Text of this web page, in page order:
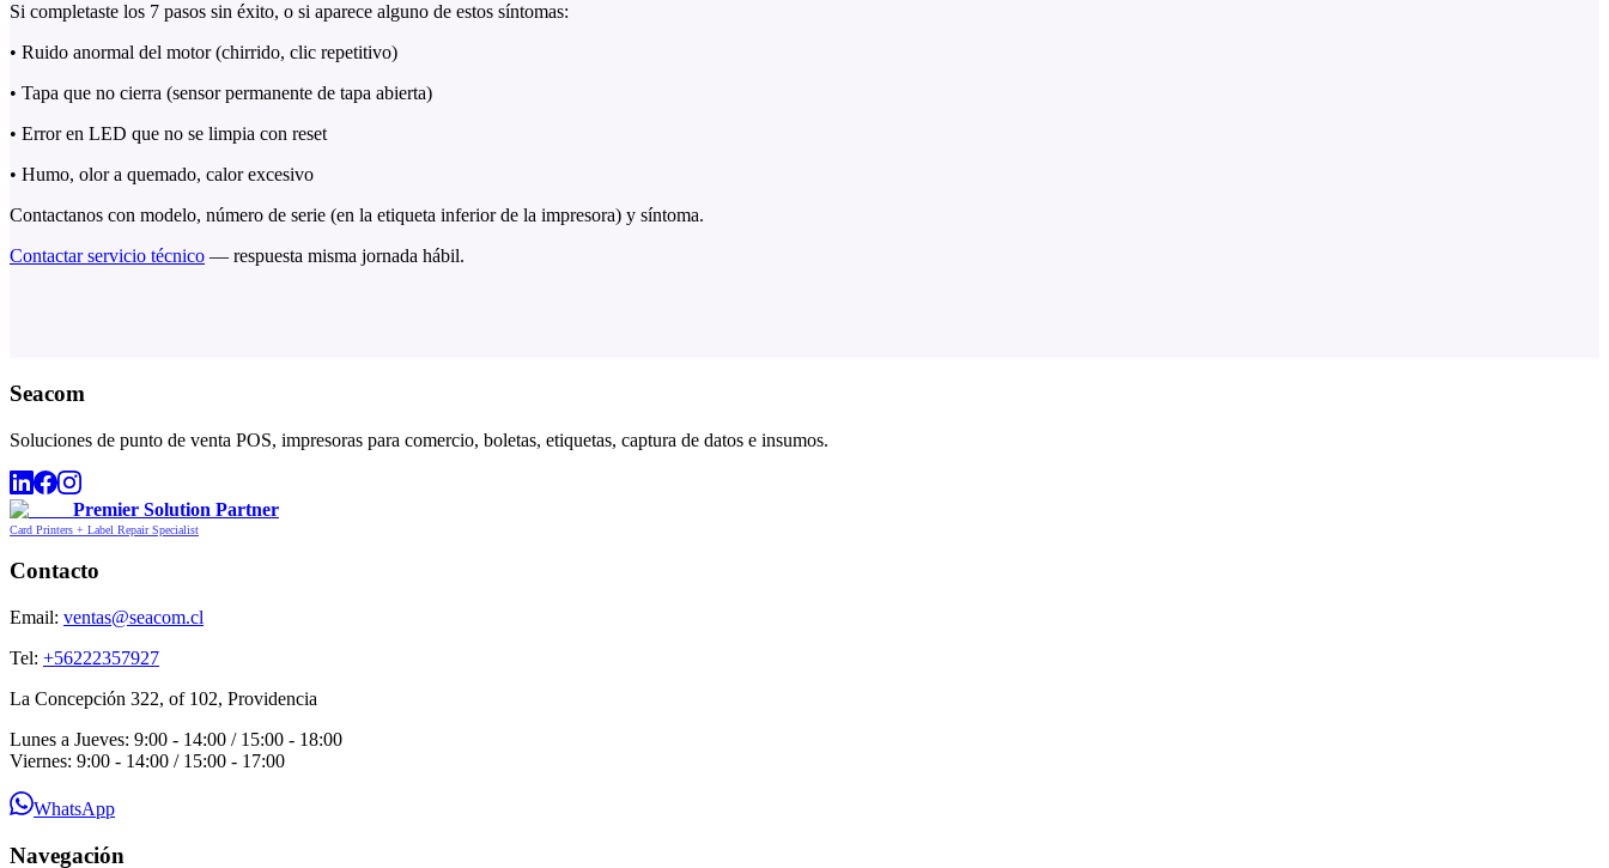
Si completaste los 7 pasos sin éxito, o si aparece alguno de estos síntomas:
• Ruido anormal del motor (chirrido, clic repetitivo)
• Tapa que no cierra (sensor permanente de tapa abierta)
• Error en LED que no se limpia con reset
• Humo, olor a quemado, calor excesivo
Contactanos con modelo, número de serie (en la etiqueta inferior de la impresora) y síntoma.
Contactar servicio técnico — respuesta misma jornada hábil.
Seacom
Soluciones de punto de venta POS, impresoras para comercio, boletas, etiquetas, captura de datos e insumos.
Premier Solution Partner
Card Printers + Label Repair Specialist
Contacto
Email: ventas@seacom.cl
Tel: +56222357927
La Concepción 322, of 102, Providencia
Lunes a Jueves: 9:00 - 14:00 / 15:00 - 18:00
Viernes: 9:00 - 14:00 / 15:00 - 17:00
WhatsApp
Navegación